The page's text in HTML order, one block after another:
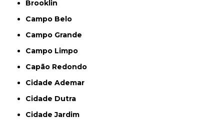
Brooklin
Campo Belo
Campo Grande
Campo Limpo
Capão Redondo
Cidade Ademar
Cidade Dutra
Cidade Jardim